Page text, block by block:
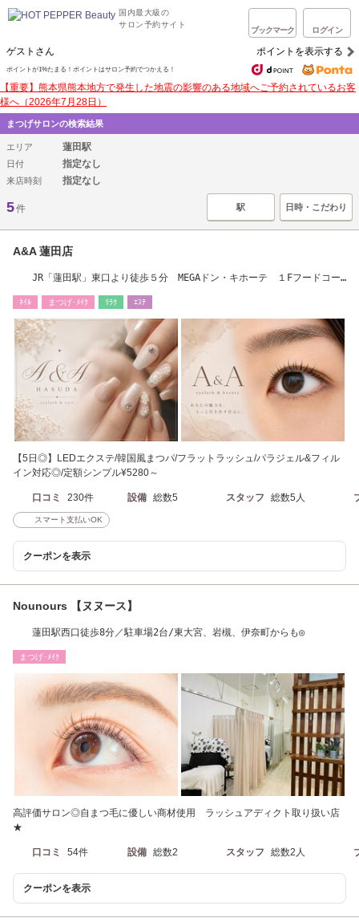
国内最大級の
サロン予約サイト
ブックマーク ログイン
ゲストさん ポイントを表示する
ポイントが1%たまる！ポイントはサロン予約でつかえる！
【重要】熊本県熊本地方で発生した地震の影響のある地域へご予約されているお客
様へ（2026年7月28日）
まつげサロンの検索結果
エリア 蓮田駅
日付 指定なし
来店時刻 指定なし
5件 駅 日時・こだわり
A&A 蓮田店
JR「蓮田駅」東口より徒歩５分 MEGAドン・キホーテ １Fフードコー
ﾈｲﾙ まつげ･ﾒｲｸ ﾘﾗｸ ｴｽﾃ
【5日◎】LEDエクステ/韓国風まつパ/フラットラッシュ/パラジェル&フィル
イン対応◎/定額シンプル¥5280～
口コミ 230件 設備 総数5 スタッフ 総数5人
スマート支払いOK
クーポンを表示
Nounours 【ヌヌース】
蓮田駅西口徒歩8分／駐車場2台/東大宮、岩槻、伊奈町からも◎
まつげ･ﾒｲｸ
高評価サロン◎自まつ毛に優しい商材使用 ラッシュアディクト取り扱い店
★
口コミ 54件 設備 総数2 スタッフ 総数2人
クーポンを表示